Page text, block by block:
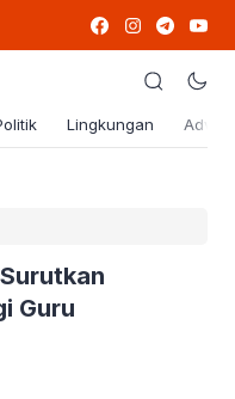
Lingkungan
Guru